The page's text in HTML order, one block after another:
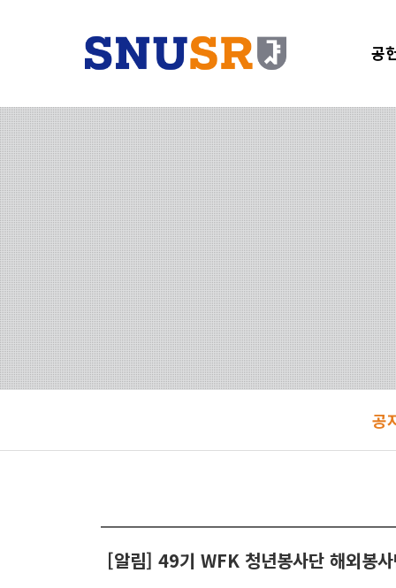
공
단
샤눔
총
공
[알림] 49기 WFK 청년봉사단 해외봉